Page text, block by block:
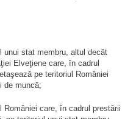
unui stat membru, altul decât
Elveţiene care, în cadrul
pe teritoriul României
de muncă;
României care, în cadrul prestării